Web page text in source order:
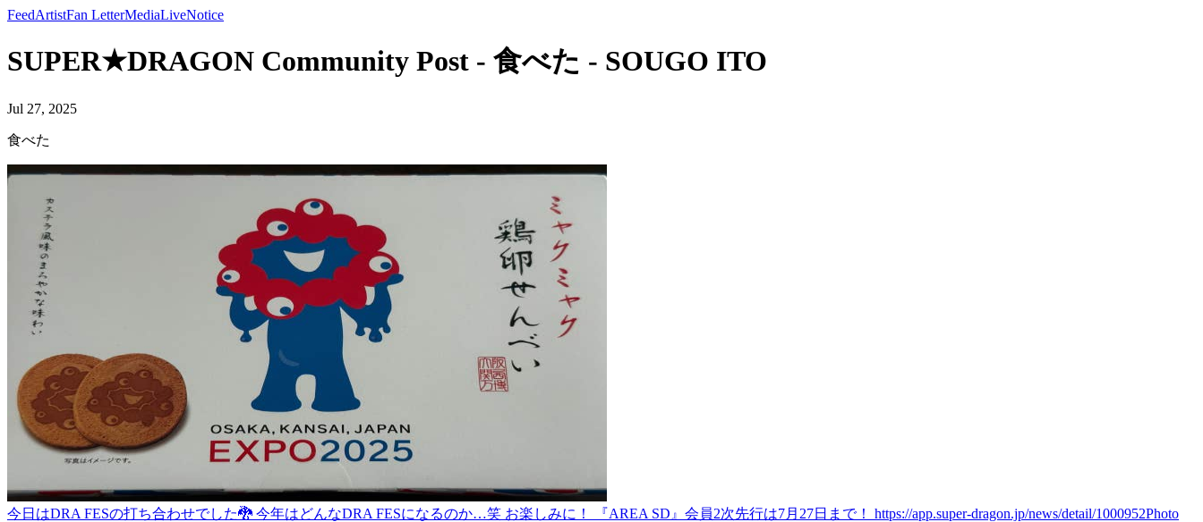
FeedArtistFan LetterMediaLiveNotice
SUPER★DRAGON Community Post - 食べた - SOUGO ITO
Jul 27, 2025
食べた
今日はDRA FESの打ち合わせでした🐉 今年はどんなDRA FESになるのか…笑 お楽しみに！ 『AREA SD』会員2次先行は7月27日まで！ https://app.super-dragon.jp/news/detail/1000952Photo